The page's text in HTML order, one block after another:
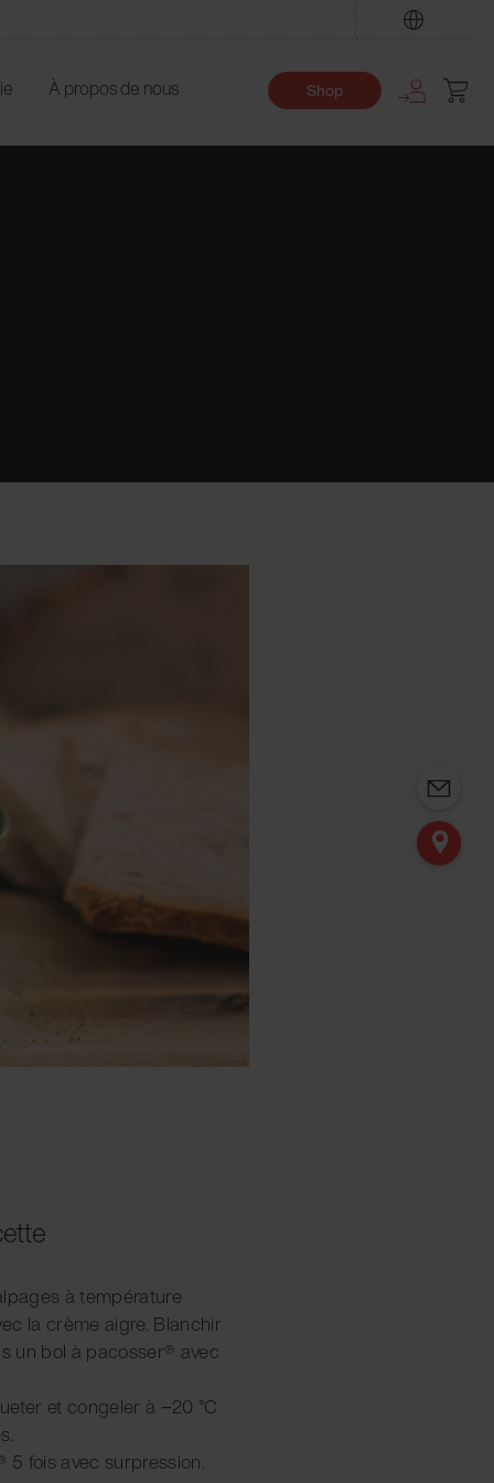
À propos de nous Shop
à température
la crème aigre. Blanchir
un bol à pacosser® avec
et congeler à −20 °C
5 fois avec surpression.